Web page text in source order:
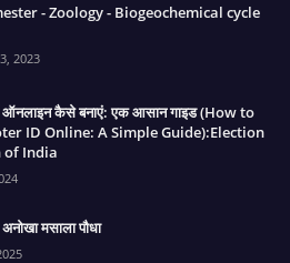
- Zoology - Biogeochemical cycle
2023
ऑनलाइन कैसे बनाएं: एक आसान गाइड (How to
ID Online: A Simple Guide):Election
of India
मसाला पौधा